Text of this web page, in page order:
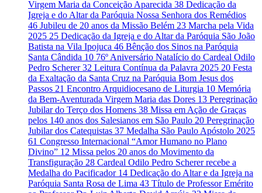
Virgem Maria da Conceição Aparecida 38 Dedicação da
Igreja e do Altar da Paróquia Nossa Senhora dos Remédios
46 Jubileu de 20 anos da Missão Belém 23 Marcha pela Vida
2025 25 Dedicação da Igreja e do Altar da Paróquia São João
Batista na Vila Ipojuca 46 Bênção dos Sinos na Paróquia
Santa Cândida 10 76º Aniversário Natalício do Cardeal Odilo
Pedro Scherer32 Leitura Contínua da Palavra 2025 20 Festa
da Exaltação da Santa Cruz na Paróquia Bom Jesus dos
Passos 21 Encontro Arquidiocesano de Liturgia 10 Memória
da Bem-Aventurada Virgem Maria das Dores 13 Peregrinação
Jubilar do Terço dos Homens 38 Missa em Ação de Graças
pelos 140 anos dos Salesianos em São Paulo 20 Peregrinação
Jubilar dos Catequistas 37 Medalha São Paulo Apóstolo 2025
61 Congresso Internacional “Amor Humano no Plano
Divino” 12 Missa pelos 20 anos do Movimento da
Transfiguração 28 Cardeal Odilo Pedro Scherer recebe a
Medalha do Pacificador 14 Dedicação do Altar e da Igreja na
Paróquia Santa Rosa de Lima 43 Título de Professor Emérito